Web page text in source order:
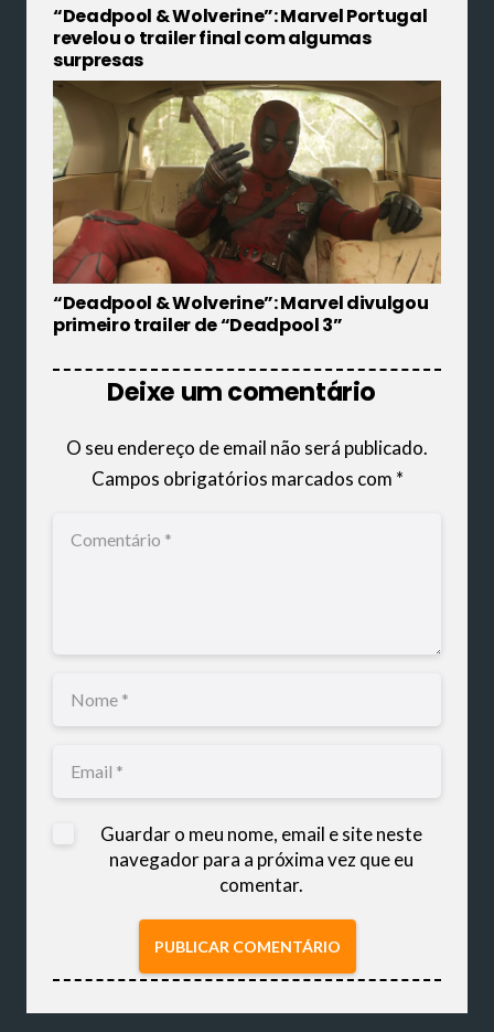
“Deadpool & Wolverine”: Marvel Portugal
revelou o trailer final com algumas
surpresas
“Deadpool & Wolverine”: Marvel divulgou
primeiro trailer de “Deadpool 3”
Deixe um comentário
O seu endereço de email não será publicado.
Campos obrigatórios marcados com *
Guardar o meu nome, email e site neste
navegador para a próxima vez que eu
comentar.
PUBLICAR COMENTÁRIO